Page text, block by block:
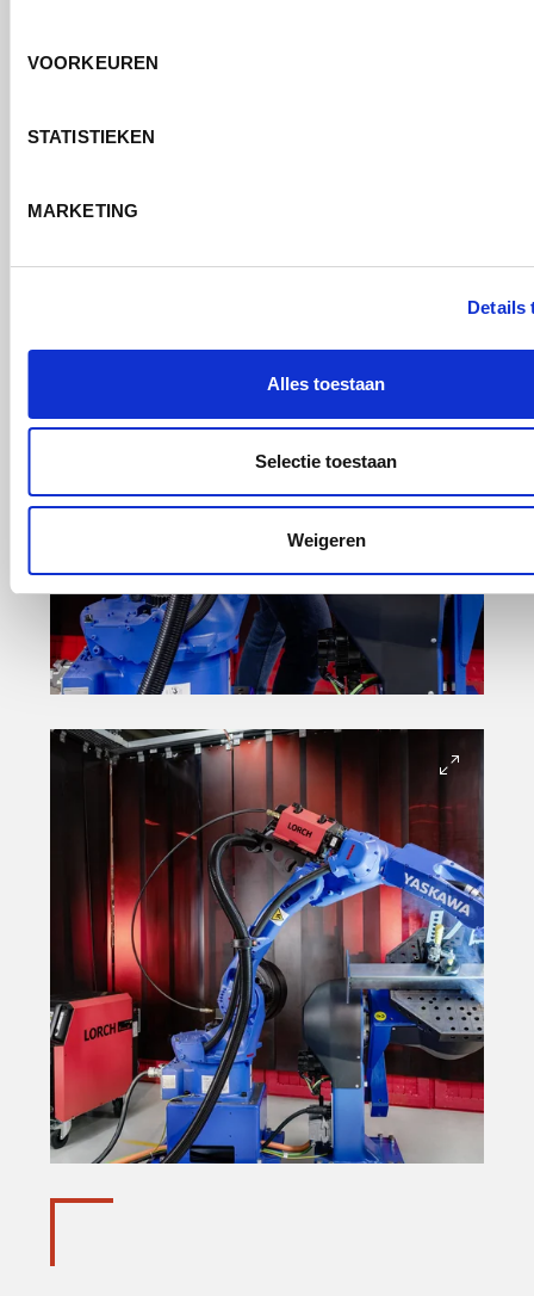
VOORKEUREN
STATISTIEKEN
MARKETING
Details
Alles toestaan
Selectie toestaan
Weigeren